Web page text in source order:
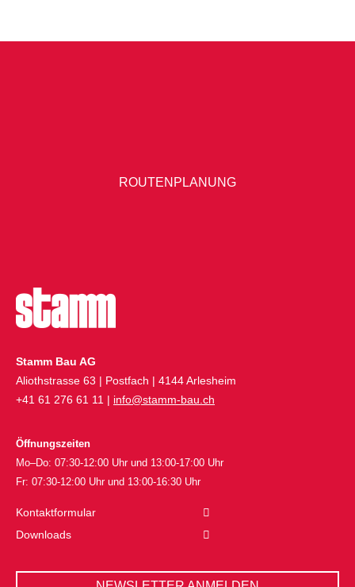
Stamm Bau AG
Aliothstrasse 63 | Postfach | 4144 Arlesheim
+41 61 276 61 11 | info@stamm-bau.ch
Öffnungszeiten
Mo–Do: 07:30-12:00 Uhr und 13:00-17:00 Uhr
Fr: 07:30-12:00 Uhr und 13:00-16:30 Uhr
Kontaktformular
Downloads
ROUTENPLANUNG